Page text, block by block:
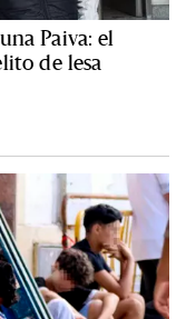
Paiva: el
de lesa